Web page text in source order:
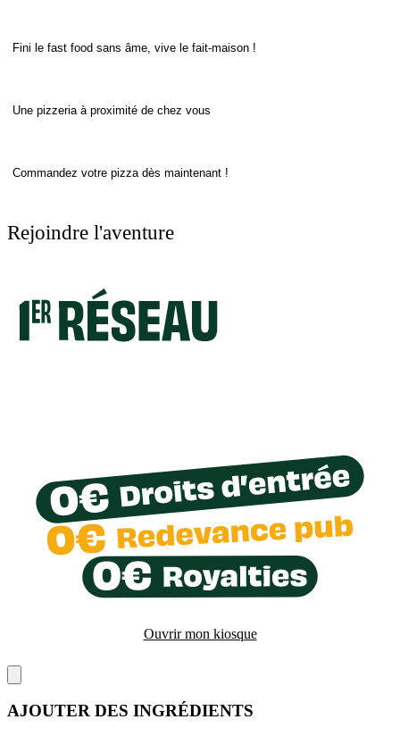
Fini le fast food sans âme, vive le fait-maison !
Une pizzeria à proximité de chez vous
Commandez votre pizza dès maintenant !
Rejoindre l'aventure
Ouvrir mon kiosque
AJOUTER DES INGRÉDIENTS